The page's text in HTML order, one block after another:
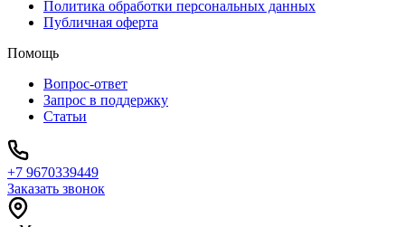
Политика обработки персональных данных
Публичная оферта
Помощь
Вопрос-ответ
Запрос в поддержку
Статьи
+7 9670339449
Заказать звонок